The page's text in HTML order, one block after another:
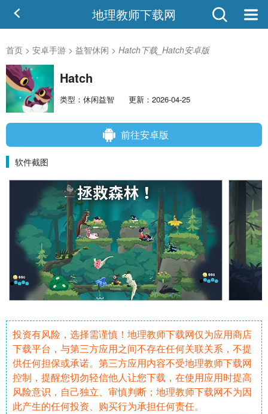
地理教师下载网
首页 > 安卓手游 > 益智休闲 > Hatch下载_Hatch安卓版
Hatch
类型：休闲益智 更新：2026-04-25
前往安卓版
软件截图
投资有风险，选择需谨慎！地理教师下载网仅为应用商店
下载平台，与第三方应用之间不存在任何关联关系，不提
供任何担保或承诺。第三方应用内容不受地理教师下载网
控制，提醒您切勿轻信他人让您下载，在使用应用时提高
风险意识，自己独立、审慎判断；地理教师下载网不为因
此产生的任何投资、购买行为承担任何责任。